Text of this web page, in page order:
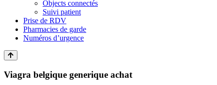
Objects connectés
Suivi patient
Prise de RDV
Pharmacies de garde
Numéros d’urgence
Viagra belgique generique achat